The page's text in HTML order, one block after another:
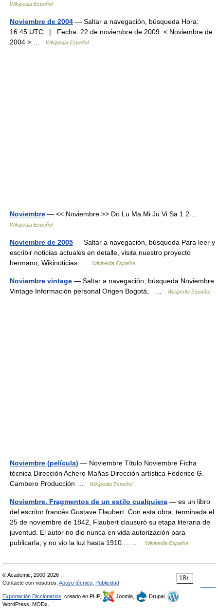
Wikipedia Español
Noviembre de 2004 — Saltar a navegación, búsqueda Hora:
16:45 UTC | Fecha: 22 de noviembre de 2009. < Noviembre de
2004 > …
Wikipedia Español
Noviembre — << Noviembre >> Do Lu Ma Mi Ju Vi Sa 1 2 …
Wikipedia Español
Noviembre de 2005 — Saltar a navegación, búsqueda Para leer y
escribir noticias actuales en detalle, visita nuestro proyecto
hermano, Wikinoticias …
Wikipedia Español
Noviembre vintage — Saltar a navegación, búsqueda Noviembre
Vintage Información personal Origen Bogotá, …
Wikipedia Español
Noviembre (película) — Noviembre Título Noviembre Ficha
técnica Dirección Achero Mañas Dirección artística Federico G.
Cambero Producción …
Wikipedia Español
Noviembre. Fragmentos de un estilo cualquiera — es un libro
del escritor francés Gustave Flaubert. Con esta obra, terminada el
25 de noviembre de 1842, Flaubert clausuró su etapa literaria de
juventud. El autor no dio nunca en vida autorización para
publicarla, y no vio la luz hasta 1910.… …
Wikipedia Español
18+
© Academic, 2000-2026
Contacte con nosotros: Apoyo técnico Publicidad
Exportación Diccionarios , creado en PHP, Joomla,
Drupal,
WordPress, MODx.